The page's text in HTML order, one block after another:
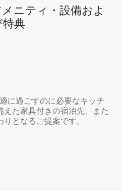
ニ⁠テ⁠ィ⁠・設⁠備⁠およ
特⁠典
に過ごすのに必要なキッチ
えた家具付きの宿泊先。また
となるご提案です。